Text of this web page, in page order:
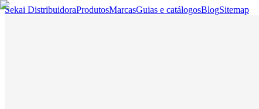
Sekai DistribuidoraProdutosMarcasGuias e catálogosBlogSitemap